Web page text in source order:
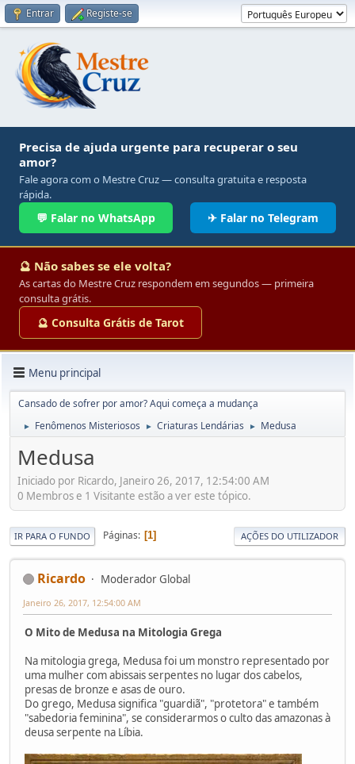
Entrar Registe-se
Precisa de ajuda urgente para recuperar o seu
amor?
Fale agora com o Mestre Cruz — consulta gratuita e resposta
rápida.
💬 Falar no WhatsApp ✈ Falar no Telegram
🔮 Não sabes se ele volta?
As cartas do Mestre Cruz respondem em segundos — primeira
consulta grátis.
🔮 Consulta Grátis de Tarot
Menu principal
Cansado de sofrer por amor? Aqui começa a mudança
► Fenômenos Misteriosos ► Criaturas Lendárias ► Medusa
Medusa
Iniciado por Ricardo, Janeiro 26, 2017, 12:54:00 AM
0 Membros e 1 Visitante estão a ver este tópico.
IR PARA O FUNDO Páginas 1 AÇÕES DO UTILIZADOR
Ricardo Moderador Global
Janeiro 26, 2017, 12:54:00 AM
O Mito de Medusa na Mitologia Grega
Na mitologia grega, Medusa foi um monstro representado por
uma mulher com abissais serpentes no lugar dos cabelos,
presas de bronze e asas de ouro.
Do grego, Medusa significa "guardiã", "protetora" e também
"sabedoria feminina", se considerarmos o culto das amazonas à
deusa serpente na Líbia.